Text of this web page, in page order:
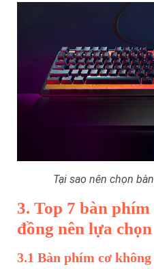
Tại sao nên chọn
3. Top 7 bàn
đồng nên lựa chọn
3.1 Bàn phím cơ